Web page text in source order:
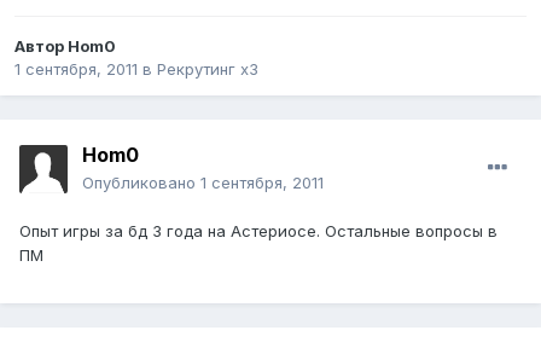
Автор Hom0
1 сентября, 2011 в Рекрутинг x3
Hom0
Опубликовано 1 сентября, 2011
Опыт игры за бд 3 года на Астериосе. Остальные вопросы в
ПМ